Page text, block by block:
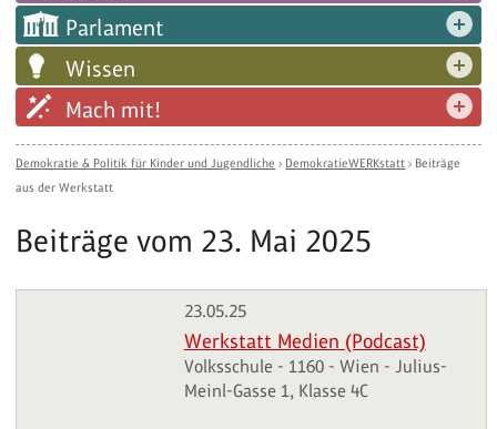
Parlament
Wissen
Mach mit!
Demokratie & Politik für Kinder und Jugendliche › DemokratieWERKstatt › Beiträge
aus der Werkstatt
Beiträge vom 23. Mai 2025
23.05.25
Werkstatt Medien (Podcast)
Volksschule - 1160 - Wien - Julius-
Meinl-Gasse 1, Klasse 4C